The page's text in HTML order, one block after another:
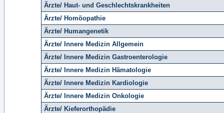
Ärzte/ Haut- und Geschlechtskrankheiten
Ärzte/ Homöopathie
Ärzte/ Humangenetik
Ärzte/ Innere Medizin Allgemein
Ärzte/ Innere Medizin Gastroenterologie
Ärzte/ Innere Medizin Hämatologie
Ärzte/ Innere Medizin Kardiologie
Ärzte/ Innere Medizin Onkologie
Ärzte/ Kieferorthopädie